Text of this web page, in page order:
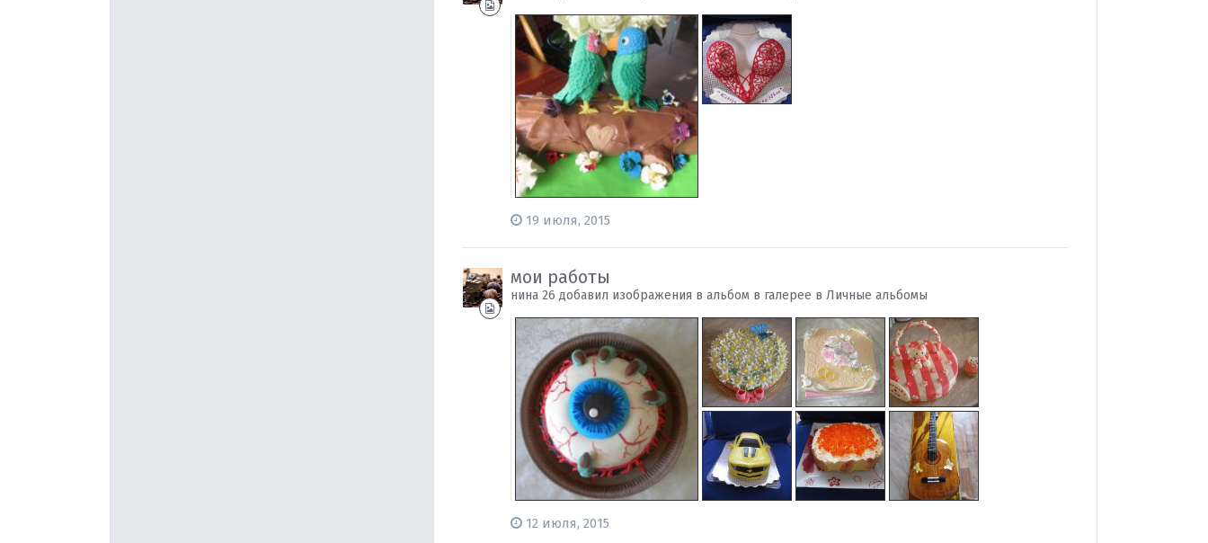
19 июля, 2015
мои работы
нина 26 добавил изображения в альбом в галерее вЛичные альбомы
12 июля, 2015